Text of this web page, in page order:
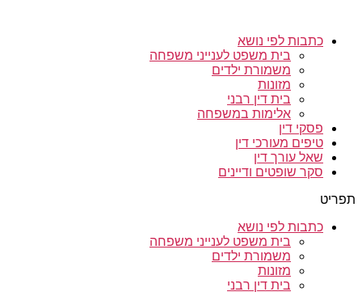
כתבות לפי נושא
בית משפט לענייני משפחה
משמורת ילדים
מזונות
בית דין רבני
אלימות במשפחה
פסקי דין
טיפים מעורכי דין
שאל עורך דין
סקר שופטים ודיינים
תפריט
כתבות לפי נושא
בית משפט לענייני משפחה
משמורת ילדים
מזונות
בית דין רבני